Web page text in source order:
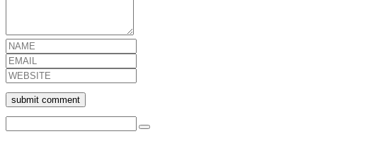
submit comment